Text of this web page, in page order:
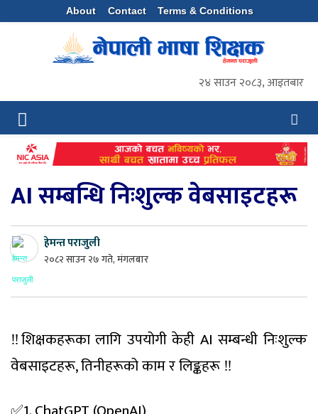
About Contact Terms & Conditions
२४ साउन २०८३, आइतबार
AI सम्बन्धि निःशुल्क वेबसाइटहरू
हेमन्त पराजुली
२०८२ साउन २७ गते, मंगलबार
‼️शिक्षकहरूका लागि उपयोगी केही AI सम्बन्धी निःशुल्क
वेबसाइटहरू, तिनीहरूको काम र लिङ्कहरू ‼️